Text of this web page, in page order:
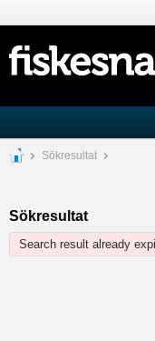
Sökresultat
Sökresultat
Search result already